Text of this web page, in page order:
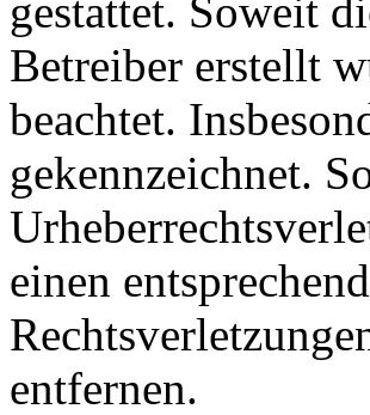
gestattet. Soweit
Betreiber erstellt
beachtet.
gekennzeichnet.
einen
entfernen.